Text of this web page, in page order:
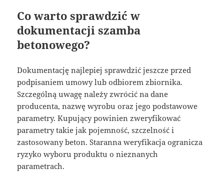
Co warto sprawdzić w
dokumentacji szamba
betonowego?
Dokumentację najlepiej sprawdzić jeszcze przed
podpisaniem umowy lub odbiorem zbiornika.
Szczególną uwagę należy zwrócić na dane
producenta, nazwę wyrobu oraz jego podstawowe
parametry. Kupujący powinien zweryfikować
parametry takie jak pojemność, szczelność i
zastosowany beton. Staranna weryfikacja ogranicza
ryzyko wyboru produktu o nieznanych
parametrach.